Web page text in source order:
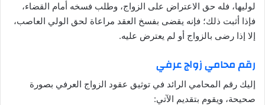
لوليها، فله حق الاعتراض على الزواج، وطلب فسخه أمام القضاء،
فإذا أثبت ذلك؛ فإنه يقضى بفسخ العقد مراعاة لحق الولي العاصب،
إلا إذا رضى بالزواج أو لم يعترض عليه.
رقم محامي زواج عرفي
إليك رقم المحامي الرائد في توثيق عقود الزواج العرفي بصورة
صحيحة، ويقوم بتقديم الآتي: